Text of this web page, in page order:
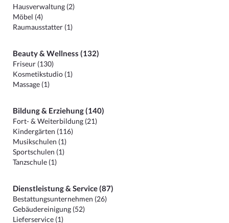
Hausverwaltung (2)
Möbel (4)
Raumausstatter (1)
Beauty & Wellness (132)
Friseur (130)
Kosmetikstudio (1)
Massage (1)
Bildung & Erziehung (140)
Fort- & Weiterbildung (21)
Kindergärten (116)
Musikschulen (1)
Sportschulen (1)
Tanzschule (1)
Dienstleistung & Service (87)
Bestattungsunternehmen (26)
Gebäudereinigung (52)
Lieferservice (1)